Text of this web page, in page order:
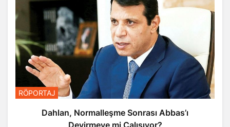
RÖPORTAJ
Dahlan, Normalleşme Sonrası Abbas’ı
Devirmeye mi Çalışıyor?